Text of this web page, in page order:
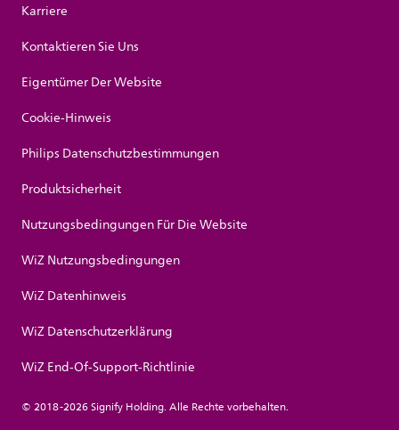
Karriere
Kontaktieren Sie Uns
Eigentümer Der Website
Cookie-Hinweis
Philips Datenschutzbestimmungen
Produktsicherheit
Nutzungsbedingungen Für Die Website
WiZ Nutzungsbedingungen
WiZ Datenhinweis
WiZ Datenschutzerklärung
WiZ End-Of-Support-Richtlinie
© 2018-2026 Signify Holding. Alle Rechte vorbehalten.